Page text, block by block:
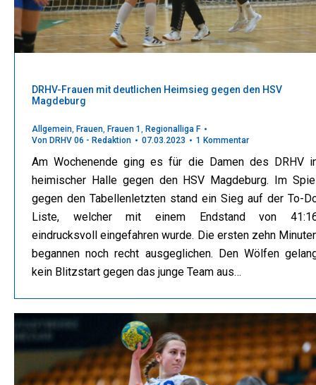
DRHV-Frauen mit deutlichen Heimsieg gegen den HSV
Magdeburg
Allgemein, Frauen, Frauen 1 , Regionalliga F
Von DRHV 06 - Redaktion 07.03.2023 1 Kommentar
Am Wochenende ging es für die Damen des DRHV
heimischer Halle gegen den HSV Magdeburg. Im
gegen den Tabellenletzten stand ein Sieg auf der To-
Liste, welcher mit einem Endstand von
eindrucksvoll eingefahren wurde. Die ersten zehn
begannen noch recht ausgeglichen. Den Wölfen
kein Blitzstart gegen das junge Team aus…